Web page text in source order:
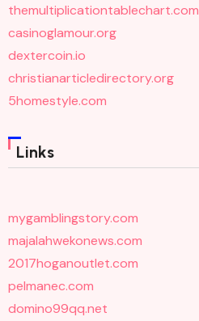
themultiplicationtablechart.com
casinoglamour.org
dextercoin.io
christianarticledirectory.org
5homestyle.com
Links
mygamblingstory.com
majalahwekonews.com
2017hoganoutlet.com
pelmanec.com
domino99qq.net